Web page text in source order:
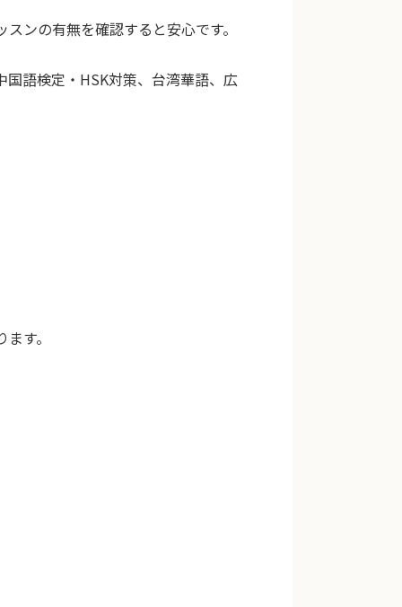
ンの有無を確認すると安心です。
語検定・HSK対策、台湾華語、広
す。